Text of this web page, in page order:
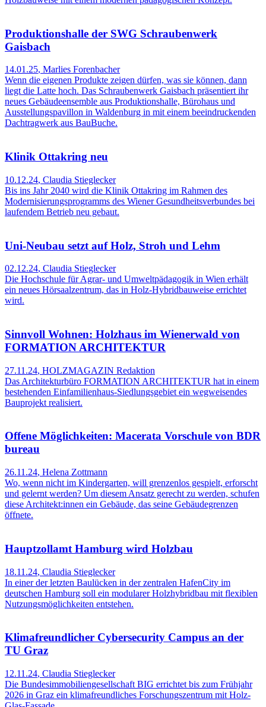
Produktionshalle der SWG Schraubenwerk
Gaisbach
14.01.25, Marlies Forenbacher
Wenn die eigenen Produkte zeigen dürfen, was sie können, dann
liegt die Latte hoch. Das Schraubenwerk Gaisbach präsentiert ihr
neues Gebäudeensemble aus Produktionshalle, Bürohaus und
Ausstellungspavillon in Waldenburg in mit einem beeindruckenden
Dachtragwerk aus BauBuche.
Klinik Ottakring neu
10.12.24, Claudia Stieglecker
Bis ins Jahr 2040 wird die Klinik Ottakring im Rahmen des
Modernisierungsprogramms des Wiener Gesundheitsverbundes bei
laufendem Betrieb neu gebaut.
Uni-Neubau setzt auf Holz, Stroh und Lehm
02.12.24, Claudia Stieglecker
Die Hochschule für Agrar- und Umweltpädagogik in Wien erhält
ein neues Hörsaalzentrum, das in Holz-Hybridbauweise errichtet
wird.
Sinnvoll Wohnen: Holzhaus im Wienerwald von
FORMATION ARCHITEKTUR
27.11.24, HOLZMAGAZIN Redaktion
Das Architekturbüro FORMATION ARCHITEKTUR hat in einem
bestehenden Einfamilienhaus-Siedlungsgebiet ein wegweisendes
Bauprojekt realisiert.
Offene Möglichkeiten: Macerata Vorschule von BDR
bureau
26.11.24, Helena Zottmann
Wo, wenn nicht im Kindergarten, will grenzenlos gespielt, erforscht
und gelernt werden? Um diesem Ansatz gerecht zu werden, schufen
diese Architekt:innen ein Gebäude, das seine Gebäudegrenzen
öffnete.
Hauptzollamt Hamburg wird Holzbau
18.11.24, Claudia Stieglecker
In einer der letzten Baulücken in der zentralen HafenCity im
deutschen Hamburg soll ein modularer Holzhybridbau mit flexiblen
Nutzungsmöglichkeiten entstehen.
Klimafreundlicher Cybersecurity Campus an der
TU Graz
12.11.24, Claudia Stieglecker
Die Bundesimmobiliengesellschaft BIG errichtet bis zum Frühjahr
2026 in Graz ein klimafreundliches Forschungszentrum mit Holz-